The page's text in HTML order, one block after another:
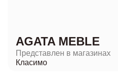
AGATA MEBLE
Представлен в магазинах
Класимо